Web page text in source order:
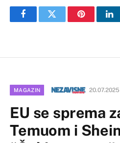
FacebookTwitter Pinterest
MAGAZIN 20.07.2025
EU se sprema
Temuom i